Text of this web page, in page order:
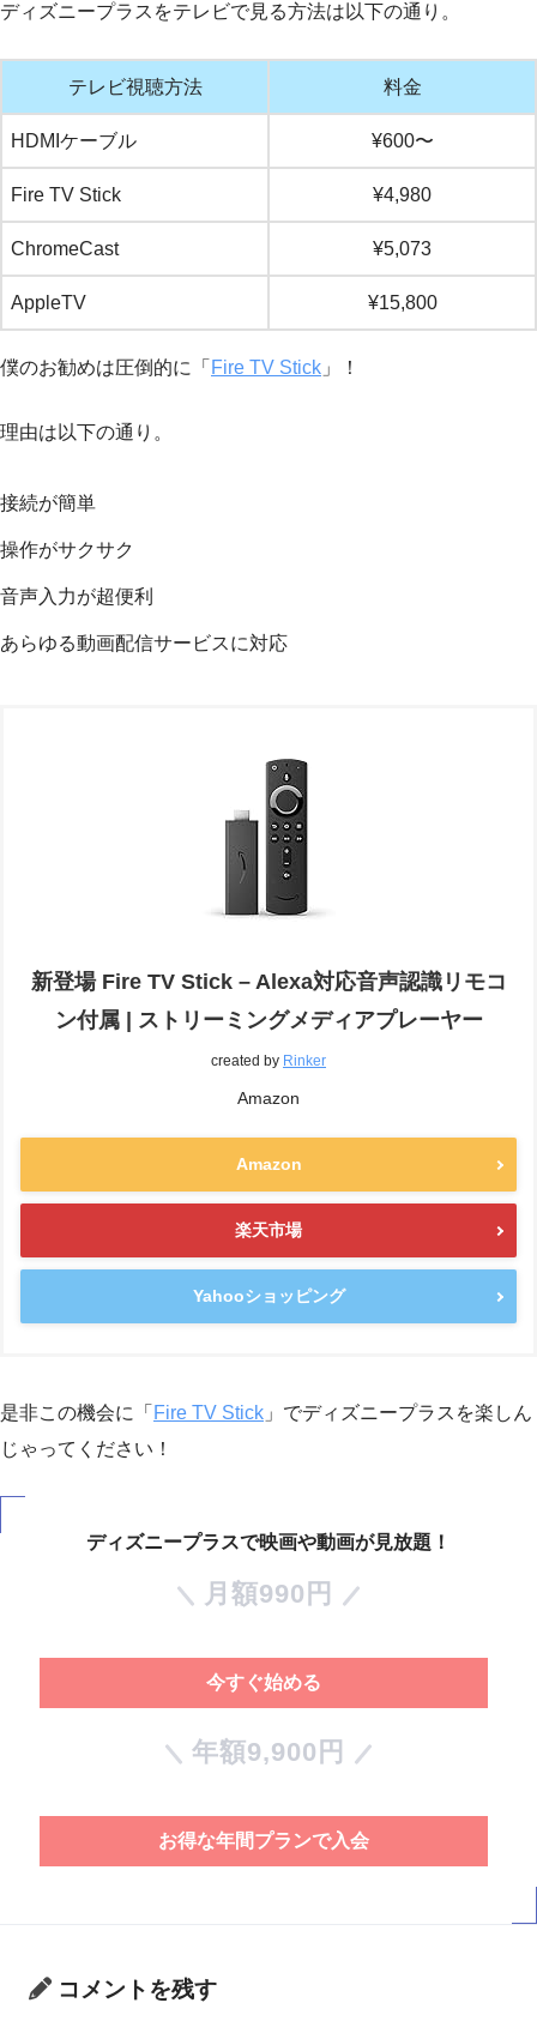
ディズニープラスをテレビで見る方法は以下の通り。
テレビ視聴方法 料金
HDMIケーブル ¥600〜
Fire TV Stick ¥4,980
ChromeCast ¥5,073
AppleTV ¥15,800
僕のお勧めは圧倒的に「 Fire TV Stick 」！
理由は以下の通り。
接続が簡単
操作がサクサク
音声入力が超便利
あらゆる動画配信サービスに対応
新登場 Fire TV Stick – Alexa対応音声認識リモコ
ン付属 | ストリーミングメディアプレーヤー
created by Rinker
Amazon
Amazon
楽天市場
Yahooショッピング
是非この機会に「 Fire TV Stick 」でディズニープラスを楽しん
じゃってください！
ディズニープラスで映画や動画が見放題！
月額990円
今すぐ始める
年額9,900円
お得な年間プランで入会
コメントを残す